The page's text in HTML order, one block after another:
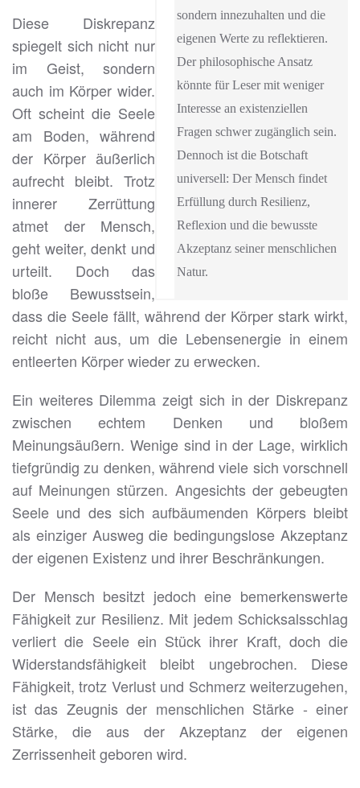
sondern innezuhalten und die
eigenen Werte zu reflektieren.
Der philosophische Ansatz
könnte für Leser mit weniger
Interesse an existenziellen
Fragen schwer zugänglich sein.
Dennoch ist die Botschaft
universell: Der Mensch findet
Erfüllung durch Resilienz,
Reflexion und die bewusste
Akzeptanz seiner menschlichen
Natur.
Diese Diskrepanz
spiegelt sich nicht nur
im Geist, sondern
auch im Körper wider.
Oft scheint die Seele
am Boden, während
der Körper äußerlich
aufrecht bleibt. Trotz
innerer Zerrüttung
atmet der Mensch,
geht weiter, denkt und
urteilt. Doch das
bloße Bewusstsein,
dass die Seele fällt, während der Körper stark wirkt,
reicht nicht aus, um die Lebensenergie in einem
entleerten Körper wieder zu erwecken.
Ein weiteres Dilemma zeigt sich in der Diskrepanz
zwischen echtem Denken und bloßem
Meinungsäußern. Wenige sind in der Lage, wirklich
tiefgründig zu denken, während viele sich vorschnell
auf Meinungen stürzen. Angesichts der gebeugten
Seele und des sich aufbäumenden Körpers bleibt
als einziger Ausweg die bedingungslose Akzeptanz
der eigenen Existenz und ihrer Beschränkungen.
Der Mensch besitzt jedoch eine bemerkenswerte
Fähigkeit zur Resilienz. Mit jedem Schicksalsschlag
verliert die Seele ein Stück ihrer Kraft, doch die
Widerstandsfähigkeit bleibt ungebrochen. Diese
Fähigkeit, trotz Verlust und Schmerz weiterzugehen,
ist das Zeugnis der menschlichen Stärke - einer
Stärke, die aus der Akzeptanz der eigenen
Zerrissenheit geboren wird.